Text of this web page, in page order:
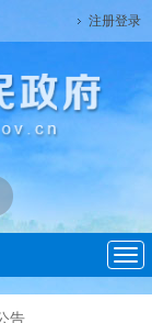
注册登录
导
航
告